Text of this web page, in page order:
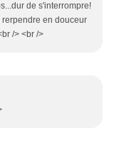
de s'interrompre!
en douceur
/> <br />